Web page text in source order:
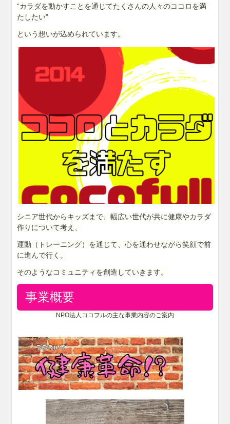
“カラダを動かすことを通じてたくさんの人々のココロを満
たしたい”
という想いが込められています。
シニア世代からキッズまで、幅広い世代が共に健康やカラダ
作りについて考え、
運動（トレーニング）を通じて、心を通わせながら笑顔で前
に進んで行く。
そのようなコミュニティを創造していきます。
事業概要
NPO法人ココフルの主な事業内容のご案内